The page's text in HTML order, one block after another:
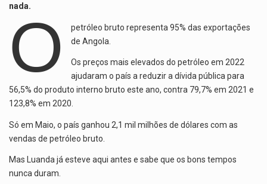
A
p
o
o
k
n
a
m
nada.
O
petróleo bruto representa 95% das exportações
de Angola.
Os preços mais elevados do petróleo em 2022
ajudaram o país a reduzir a dívida pública para
56,5% do produto interno bruto este ano, contra 79,7% em 2021 e
123,8% em 2020.
Só em Maio, o país ganhou 2,1 mil milhões de dólares com as
vendas de petróleo bruto.
Mas Luanda já esteve aqui antes e sabe que os bons tempos
nunca duram.